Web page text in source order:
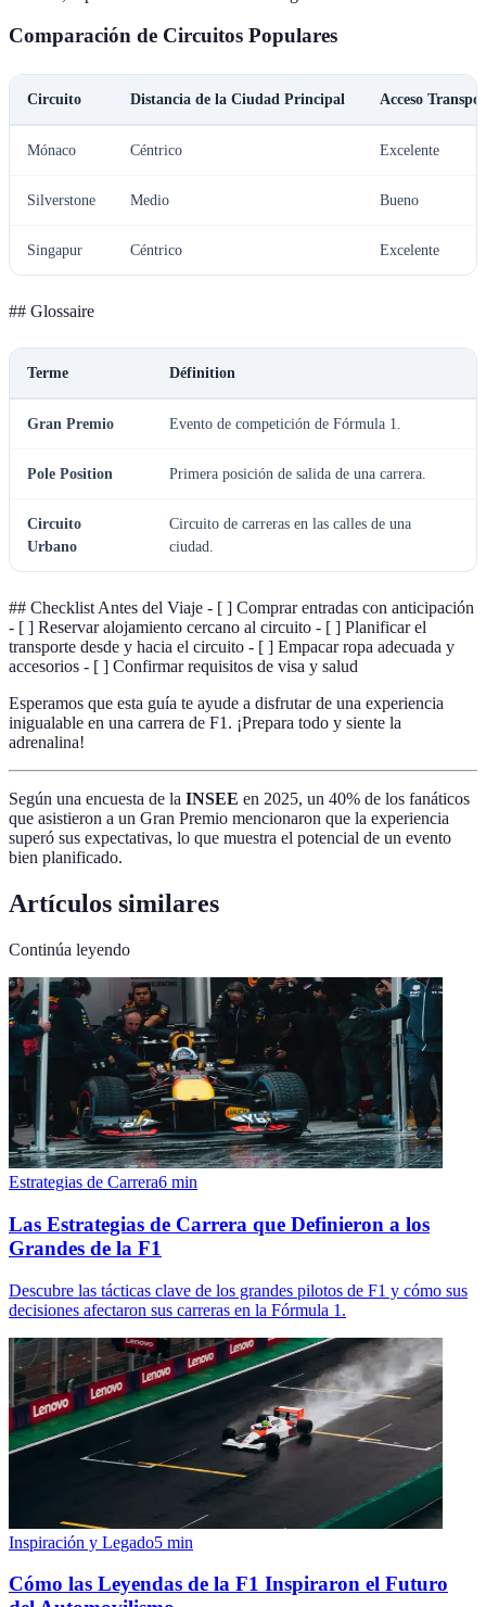
Comparación de Circuitos Populares
Circuito Distancia de la Ciudad Principal Acceso
Mónaco Céntrico Excelente
Silverstone Medio Bueno
Singapur Céntrico Excelente
## Glossaire
Terme Définition
Gran Premio Evento de competición de Fórmula 1.
Pole Position Primera posición de salida de una carrera.
Circuito
Urbano
Circuito de carreras en las calles de una
ciudad.
## Checklist Antes del Viaje - [ ] Comprar entradas con anticipación
- [ ] Reservar alojamiento cercano al circuito - [ ] Planificar el
transporte desde y hacia el circuito - [ ] Empacar ropa adecuada y
accesorios - [ ] Confirmar requisitos de visa y salud
Esperamos que esta guía te ayude a disfrutar de una experiencia
inigualable en una carrera de F1. ¡Prepara todo y siente la
adrenalina!
Según una encuesta de la INSEE en 2025, un 40% de los fanáticos
que asistieron a un Gran Premio mencionaron que la experiencia
superó sus expectativas, lo que muestra el potencial de un evento
bien planificado.
Artículos similares
Continúa leyendo
Estrategias de Carrera6 min
Las Estrategias de Carrera que Definieron a los
Grandes de la F1
Descubre las tácticas clave de los grandes pilotos de F1 y cómo sus
decisiones afectaron sus carreras en la Fórmula 1.
Inspiración y Legado5 min
Cómo las Leyendas de la F1 Inspiraron el Futuro